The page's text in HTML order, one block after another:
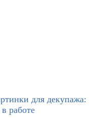
для декупажа:
работе